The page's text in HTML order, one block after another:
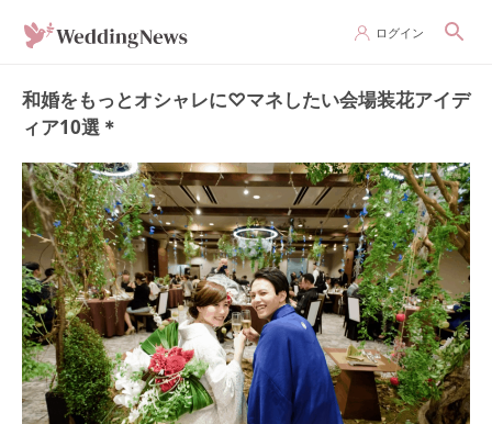
ログイン
和婚をもっとオシャレに♡マネしたい会場装花アイデ
ィア10選＊